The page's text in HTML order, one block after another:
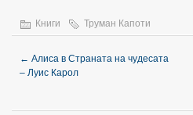
Книги Труман Капоти
← Алиса в Страната на чудесата
– Луис Карол